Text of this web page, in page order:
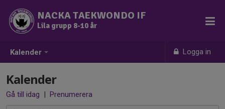
Kalender Logga in
NACKA TAEKWONDO IF
Lila grupp 8-10 år
Kalender
Gå till idag | Prenumerera